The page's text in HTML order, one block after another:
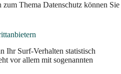
Thema Datenschutz können Sie
Ihr Surf-Verhalten statistisch
vor allem mit sogenannten